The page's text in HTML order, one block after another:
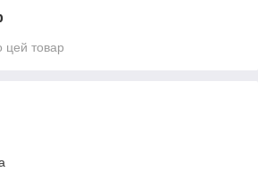
цей товар